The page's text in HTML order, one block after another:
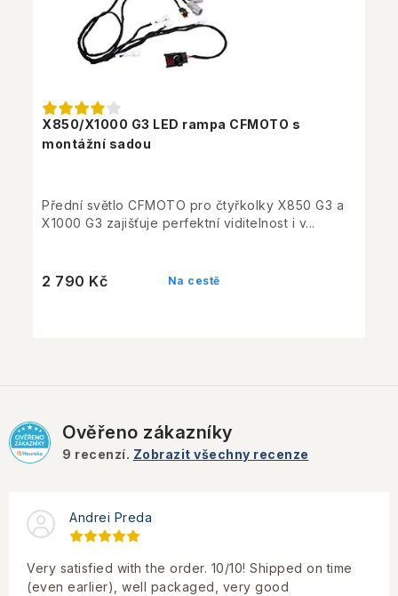
X850/X1000 G3 LED rampa CFMOTO s
montážní sadou
Na cestě
2 790 Kč
Přední světlo CFMOTO pro čtyřkolky X850 G3 a
X1000 G3 zajišťuje perfektní viditelnost i v...
Ověřeno zákazníky
9 recenzí. Zobrazit všechny recenze
Andrei Preda
Very satisfied with the order. 10/10! Shipped on time
(even earlier), well packaged, very good